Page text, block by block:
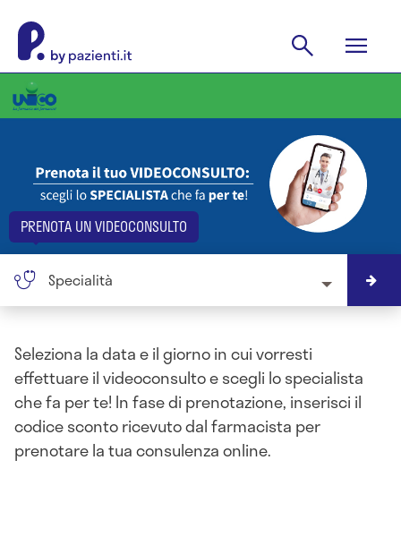
PRENOTA UN VIDEOCONSULTO
Specialità
Seleziona la data e il giorno in cui vorresti
effettuare il videoconsulto e scegli lo specialista
che fa per te! In fase di prenotazione, inserisci il
codice sconto ricevuto dal farmacista per
prenotare la tua consulenza online.